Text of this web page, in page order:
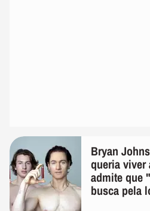
Bryan
queria viver
admite que
busca pela